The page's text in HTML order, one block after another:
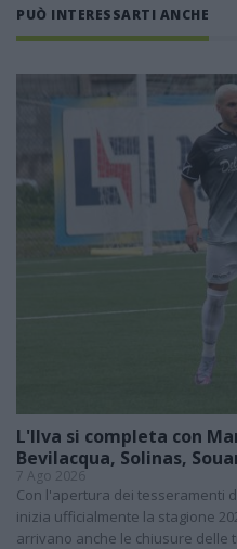
PUÒ INTERESSARTI ANCHE
L'Ilva si completa con
Bevilacqua, Solinas,
7 Ago 2026
Con l'apertura dei tesseramenti
inizia ufficialmente la stagione
arrivano anche le chiusure delle